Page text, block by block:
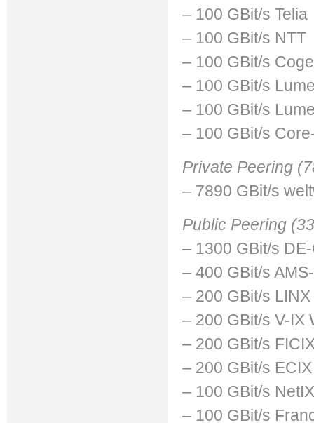
– 100 GBit/s Telia
– 100 GBit/s NTT
– 100 GBit/s
– 100 GBit/s
– 100 GBit/s
– 100 GBit/s
Private Peering
– 7890 GBit/s
Public Peering
– 1300 GBit/s
– 400 GBit/s
– 200 GBit/s
– 200 GBit/s V-IX
– 200 GBit/s
– 200 GBit/s
– 100 GBit/s
– 100 GBit/s